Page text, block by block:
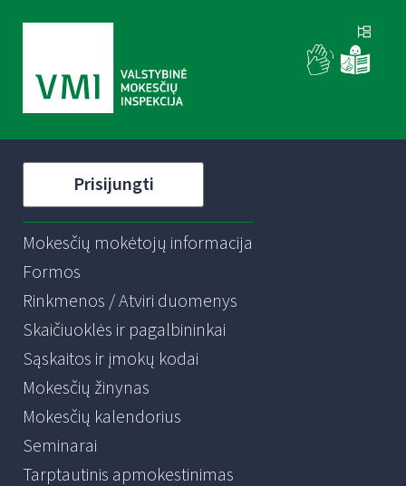
Prisijungti
Mokesčių mokėtojų informacija
Formos
Rinkmenos / Atviri duomenys
Skaičiuoklės ir pagalbininkai
Sąskaitos ir įmokų kodai
Mokesčių žinynas
Mokesčių kalendorius
Seminarai
Tarptautinis apmokestinimas